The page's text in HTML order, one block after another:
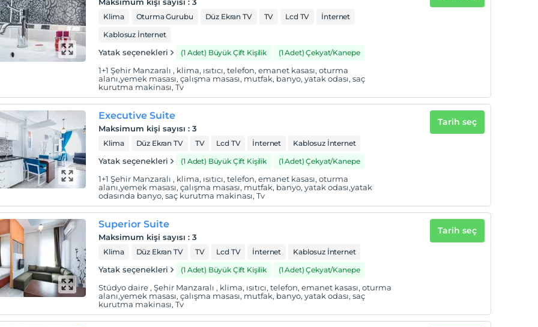
Klima Oturma Gurubu Düz Ekran TV TV Lcd TV
İnternet
Kablosuz İnternet
Yatak seçenekleri (1 Adet) Büyük Çift Kişilik (1 Adet) Çekyat/Kanepe
1+1 Şehir Manzaralı , klima, ısıtıcı, telefon, emanet kasası, oturma
alanı,yemek masası, çalışma masası, mutfak, banyo, yatak odası, saç
kurutma makinası, Tv
Executive Suite
Maksimum kişi sayısı :3
Klima Düz Ekran TV TV Lcd TV İnternet Kablosuz İnternet
Yatak seçenekleri (1 Adet) Büyük Çift Kişilik (1 Adet) Çekyat/Kanepe
1+1 Şehir Manzaralı , klima, ısıtıcı, telefon, emanet kasası, oturma
alanı,yemek masası, çalışma masası, mutfak, banyo, yatak odası,yatak
odasında banyo, saç kurutma makinası, Tv
Tarih seç
Superior Suite
Maksimum kişi sayısı :3
Klima Düz Ekran TV TV Lcd TV İnternet Kablosuz İnternet
Yatak seçenekleri (1 Adet) Büyük Çift Kişilik (1 Adet) Çekyat/Kanepe
Stüdyo daire , Şehir Manzaralı , klima, ısıtıcı, telefon, emanet kasası, oturma
alanı,yemek masası, çalışma masası, mutfak, banyo, yatak odası, saç
kurutma makinası, Tv
Tarih seç